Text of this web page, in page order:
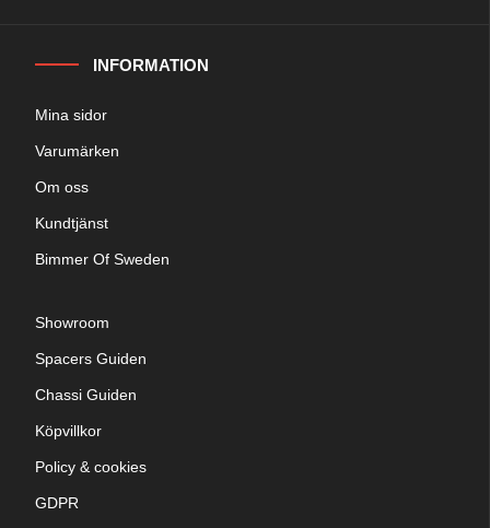
INFORMATION
Mina sidor
Varumärken
Om oss
Kundtjänst
Bimmer Of Sweden
Showroom
Spacers Guiden
Chassi Guiden
Köpvillkor
Policy & cookies
GDPR